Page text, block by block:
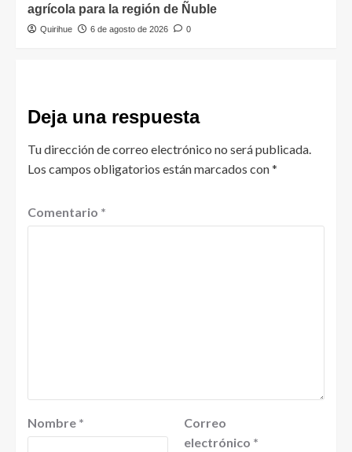
agrícola para la región de Ñuble
Quirihue 6 de agosto de 2026 0
Deja una respuesta
Tu dirección de correo electrónico no será publicada.
Los campos obligatorios están marcados con*
Comentario *
Nombre *
Correo
electrónico *